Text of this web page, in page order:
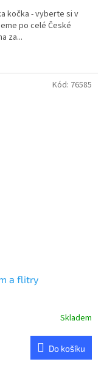
kočka - vyberte si v
po celé České
za...
a flitry
Skladem
Do košíku
Kód: 76585